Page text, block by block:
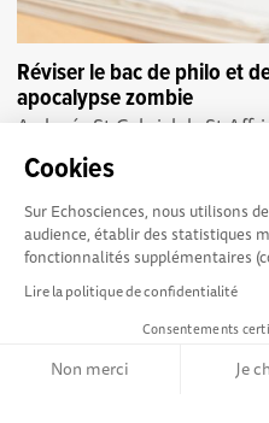
Cookies
Sur Echosciences, nous utilisons
audience, établir des statistiques
fonctionnalités supplémentaires
Lire la politique de confidentialité
Consentements
Non merci Je
Réviser le bac de philo et
apocalypse zombie
Au lycée St-Gabriel de St-
lycées à peine un peu plus
terminale sont lancé-e-s sur la...
La plateforme Science(s)
en Occitanie est le média